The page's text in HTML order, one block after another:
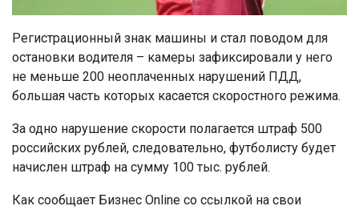
Регистрационный знак машины и стал поводом для
остановки водителя – камеры зафиксировали у него
не меньше 200 неоплаченных нарушений ПДД,
большая часть которых касается скоростного режима.
За одно нарушение скорости полагается штраф 500
российских рублей, следовательно, футболисту будет
начислен штраф на сумму 100 тыс. рублей.
Как сообщает Бизнес Online со ссылкой на свои